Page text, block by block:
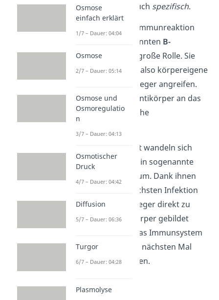
Abwehrreaktion auch spezifisch.
Bei der adaptiven Immunreaktion
spielen die sogenannten B-
Lymphzellen
eine große Rolle. Sie
bildenAntikörper
, also körpereigene
Eiweiße, die die Erreger angreifen.
Dazu werden die Antikörper an das
Blutund die Lymphe
Nach der Krankheit wandeln sich
einige der B-Zellen in sogenannte
um. Dank ihnen
können bei der nächsten Infektion
mit demselben Erreger direkt zu
Beginn viele Antikörper gebildet
So kann das Immunsystem
die Krankheit beim nächsten Mal
schneller bekämpfen.
Osmose
einfach erklärt
1/7 – Dauer: 04:04
Osmose
2/7 – Dauer: 05:14
Osmose und
Osmoregulatio
n
3/7 – Dauer: 04:13
Osmotischer
Druck
4/7 – Dauer: 04:42
Diffusion
5/7 – Dauer: 06:36
Turgor
6/7 – Dauer: 04:28
Plasmolyse